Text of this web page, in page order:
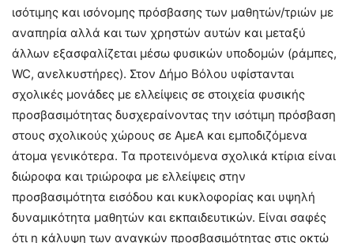
ισότιμης και ισόνομης πρόσβασης των μαθητών/τριών με
αναπηρία αλλά και των χρηστών αυτών και μεταξύ
άλλων εξασφαλίζεται μέσω φυσικών υποδομών (ράμπες,
WC, ανελκυστήρες). Στον Δήμο Βόλου υφίστανται
σχολικές μονάδες με ελλείψεις σε στοιχεία φυσικής
προσβασιμότητας δυσχεραίνοντας την ισότιμη πρόσβαση
στους σχολικούς χώρους σε ΑμεΑ και εμποδιζόμενα
άτομα γενικότερα. Τα προτεινόμενα σχολικά κτίρια είναι
διώροφα και τριώροφα με ελλείψεις στην
προσβασιμότητα εισόδου και κυκλοφορίας και υψηλή
δυναμικότητα μαθητών και εκπαιδευτικών. Είναι σαφές
ότι η κάλυψη των αναγκών προσβασιμότητας στις οκτώ